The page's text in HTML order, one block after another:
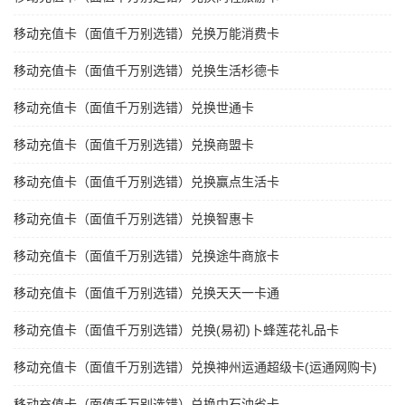
移动充值卡（面值千万别选错）兑换万能消费卡
移动充值卡（面值千万别选错）兑换生活杉德卡
移动充值卡（面值千万别选错）兑换世通卡
移动充值卡（面值千万别选错）兑换商盟卡
移动充值卡（面值千万别选错）兑换赢点生活卡
移动充值卡（面值千万别选错）兑换智惠卡
移动充值卡（面值千万别选错）兑换途牛商旅卡
移动充值卡（面值千万别选错）兑换天天一卡通
移动充值卡（面值千万别选错）兑换(易初)卜蜂莲花礼品卡
移动充值卡（面值千万别选错）兑换神州运通超级卡(运通网购卡)